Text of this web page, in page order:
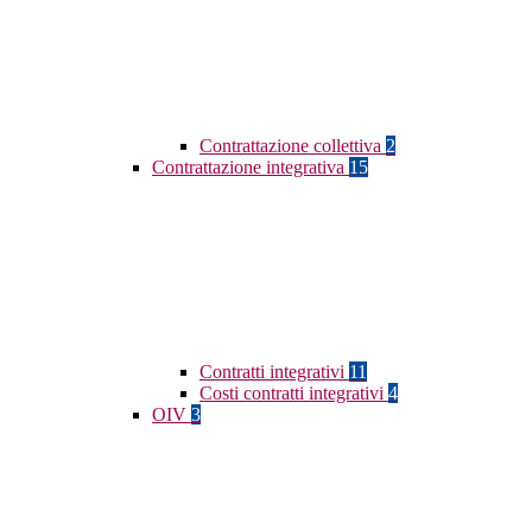
Contrattazione collettiva 2
Contrattazione integrativa 15
Contratti integrativi 11
Costi contratti integrativi 4
OIV 3